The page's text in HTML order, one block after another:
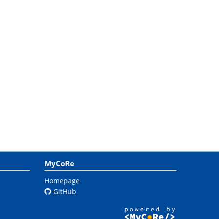
MyCoRe
Homepage
GitHub